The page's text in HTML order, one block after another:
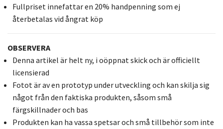
Fullpriset innefattar en 20% handpenning som ej
återbetalas vid ångrat köp
OBSERVERA
Denna artikel är helt ny, i oöppnat skick och är officiellt
licensierad
Fotot är av en prototyp under utveckling och kan skilja sig
något från den faktiska produkten, såsom små
färgskillnader och bas
Produkten kan ha vassa spetsar och små tillbehör som inte